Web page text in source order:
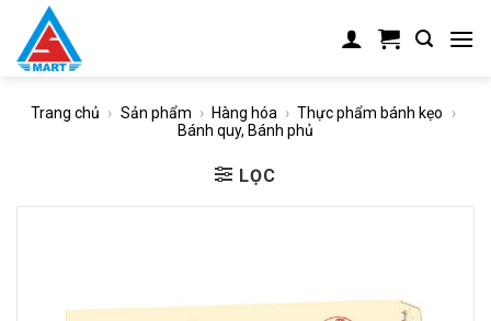
content
Trang chủ › Sản phẩm › Hàng hóa › Thực phẩm bánh kẹo
›
Bánh quy, Bánh phủ
LỌC